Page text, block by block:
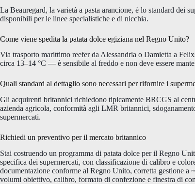
La Beauregard, la varietà a pasta arancione, è lo standard dei
disponibili per le linee specialistiche e di nicchia.
Come viene spedita la patata dolce egiziana nel Regno Unito?
Via trasporto marittimo reefer da Alessandria o Damietta a
circa 13–14 °C — è sensibile al freddo e non deve essere
Quali standard al dettaglio sono necessari per rifornire i
Gli acquirenti britannici richiedono tipicamente BRCGS al
azienda agricola, conformità agli LMR britannici,
supermercati.
Richiedi un preventivo per il mercato britannico
Stai costruendo un programma di patata dolce per il Regno
specifica dei supermercati, con classificazione di calibro e
documentazione conforme al Regno Unito, corretta gestione
volumi obiettivo, calibro, formato di confezione e finestra di